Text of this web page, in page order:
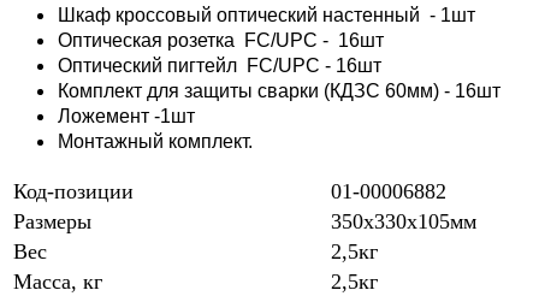
Шкаф кроссовый оптический настенный - 1шт
Оптическая розетка FC/UPC - 16шт
Оптический пигтейл FC/UPC - 16шт
Комплект для защиты сварки (КДЗС 60мм) - 16шт
Ложемент -1шт
Монтажный комплект.
Код-позиции
01-00006882
Размеры
350х330х105мм
Вес
2,5кг
Масса, кг
2,5кг